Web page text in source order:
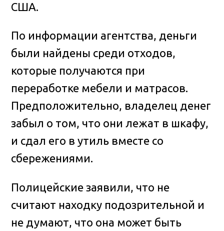
США.
По информации агентства, деньги
были найдены среди отходов,
которые получаются при
переработке мебели и матрасов.
Предположительно, владелец денег
забыл о том, что они лежат в шкафу,
и сдал его в утиль вместе со
сбережениями.
Полицейские заявили, что не
считают находку подозрительной и
не думают, что она может быть